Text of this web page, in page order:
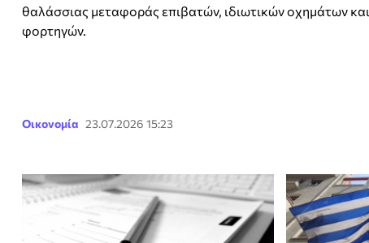
θαλάσσιας μεταφοράς επιβατών, ιδιωτικών οχημάτων και
φορτηγών.
Οικονομία 23.07.2026 15:23